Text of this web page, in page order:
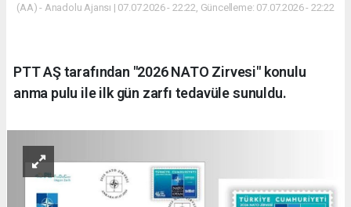
(AA) - Anadolu Ajansı | 07.07.2026 - 22:22, Güncelleme: 07.07.2026 - 22:22
PTT AŞ tarafından "2026 NATO Zirvesi" konulu
anma pulu ile ilk gün zarfı tedavüle sunuldu.